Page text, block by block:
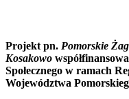
Projekt pn. Pomorskie
Kosakowo
Społecznego w ramach
Województwa